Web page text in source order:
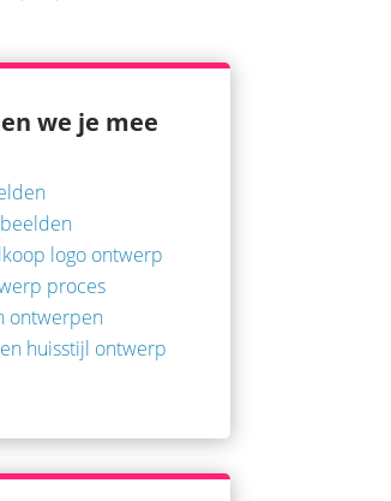
we je mee
logo ontwerp
proces
ontwerpen
huisstijl ontwerp